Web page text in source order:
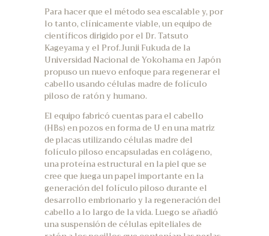
Para hacer que el método sea escalable y, por
lo tanto, clínicamente viable, un equipo de
científicos dirigido por el Dr. Tatsuto
Kageyama y el Prof.Junji Fukuda de la
Universidad Nacional de Yokohama en Japón
propuso un nuevo enfoque para regenerar el
cabello usando células madre de folículo
piloso de ratón y humano.
El equipo fabricó cuentas para el cabello
(HBs) en pozos en forma de U en una matriz
de placas utilizando células madre del
folículo piloso encapsuladas en colágeno,
una proteína estructural en la piel que se
cree que juega un papel importante en la
generación del folículo piloso durante el
desarrollo embrionario y la regeneración del
cabello a lo largo de la vida. Luego se añadió
una suspensión de células epiteliales de